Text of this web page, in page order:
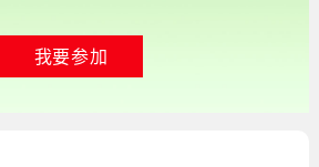
我要参加